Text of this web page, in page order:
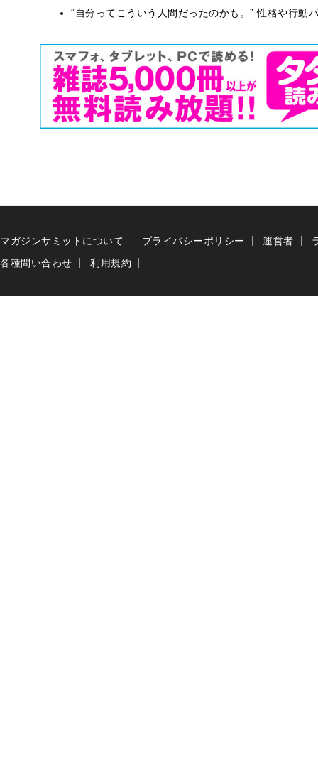
“自分ってこういう人間だったのかも。” 性格や行動
マガジンサミットについて プライバシーポリシー 運営者
各種問い合わせ
利用規約